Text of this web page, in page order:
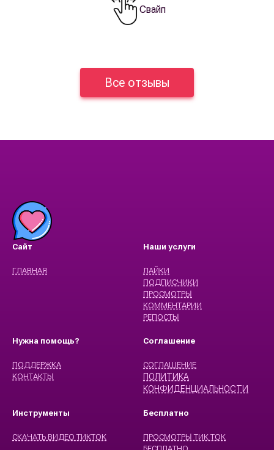
Свайп
Все отзывы
Сайт
ГЛАВНАЯ
Наши услуги
ЛАЙКИ
ПОДПИСЧИКИ
ПРОСМОТРЫ
КОММЕНТАРИИ
РЕПОСТЫ
Нужна помощь?
ПОДДЕРЖКА
КОНТАКТЫ
Cоглашение
CОГЛАШЕНИЕ
ПОЛИТИКА
КОНФИДЕНЦИАЛЬНОСТИ
Инструменты
СКАЧАТЬ ВИДЕО ТИКТОК
Бесплатно
ПРОСМОТРЫ ТИК ТОК